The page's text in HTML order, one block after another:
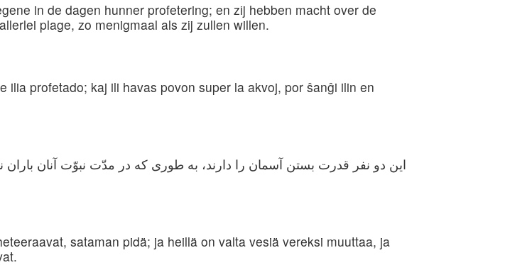
in de dagen hunner profetering; en zij hebben macht over de
plage, zo menigmaal als zij zullen willen.
profetado; kaj ili havas povon super la akvoj, por ŝanĝi ilin en
این دو نفر قدرت بستن آسمان را دارند، به طوری که در مدّت نبوّت آنان
sataman pidä; ja heillä on valta vesiä vereksi muuttaa, ja